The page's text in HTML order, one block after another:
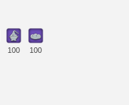
100 100